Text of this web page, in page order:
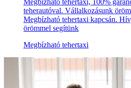
Megbízható céget keres
kapcsán? Remek helyen jár,